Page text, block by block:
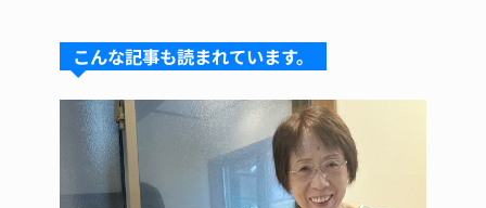
s
k
y
a
d
s
e
b
o
o
k
re
st
こんな記事も読まれています。